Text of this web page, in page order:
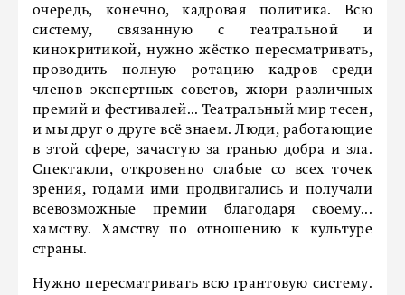
очередь, конечно, кадровая политика. Всю
систему, связанную с театральной и
кинокритикой, нужно жёстко пересматривать,
проводить полную ротацию кадров среди
членов экспертных советов, жюри различных
премий и фестивалей... Театральный мир тесен,
и мы друг о друге всё знаем. Люди, работающие
в этой сфере, зачастую за гранью добра и зла.
Спектакли, откровенно слабые со всех точек
зрения, годами ими продвигались и получали
всевозможные премии благодаря своему...
хамству. Хамству по отношению к культуре
страны.
Нужно пересматривать всю грантовую систему.